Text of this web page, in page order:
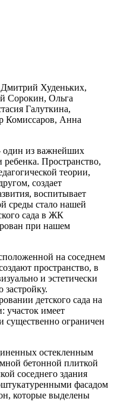
Худеньких,
Сорокин, Ольга
Галуткина,
Комиссаров, Анна
один из важнейших
Пространство,
теории,
создает
воспитывает
среды стало нашей
сада в ЖК
при нашем
на соседнем
пространство, в
и эстетически
детского сада на
участок имеет
существенно ограничен
остекленным
бетонной плиткой
соседнего здания
фасадом
которые выделены